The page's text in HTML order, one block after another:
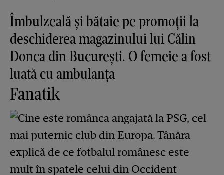
Îmbulzeală și bătaie pe promoții la
deschiderea magazinului lui Călin
Donca din București. O femeie a fost
luată cu ambulanța
Fanatik